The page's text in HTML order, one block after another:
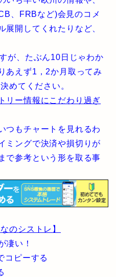
、FRBなど)会見のコメ
展開してくれたりなど、
が、たぶん10日じゃわか
あえず1，2か月取ってみ
めてください。
リー情報にこだわり過ぎ
つもチャートを見れるわ
ミングで決済や損切りが
で参考という形を取る事
のシストレ】
凄い！
コピーする